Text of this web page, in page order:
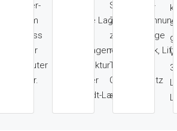
im
mit guter
Zentrale Lage
hervorragender
Infrastruktur in
beliebter
Südstadt-Lage
SONNIGE 3-
Zimmerwohnung,
zentrale Lage
mit Ausblick, Lift,
Terrasse,
Garagenplatz
anmietbar
3